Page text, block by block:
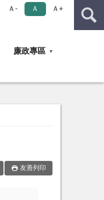
Ａ- Ａ Ａ+
廉政專區
友善列印